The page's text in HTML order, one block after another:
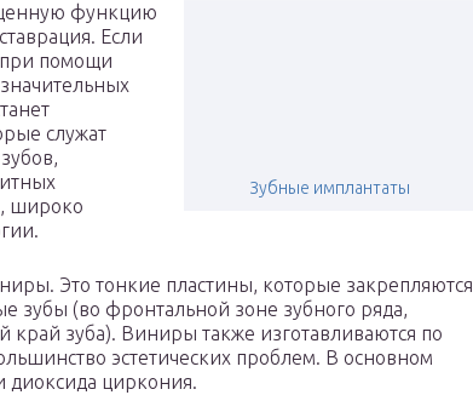
Зубные имплантаты
функцию
Если
помощи
служат
широко
Это тонкие пластины, которые закрепляются
зубы (во фронтальной зоне зубного ряда,
зуба). Виниры также изготавливаются по
эстетических проблем. В основном
диоксида циркония.